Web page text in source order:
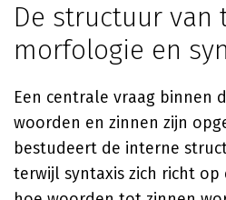
De structuur van
morfologie en
Een centrale vraag binnen
woorden en zinnen zijn
bestudeert de interne
terwijl syntaxis zich richt